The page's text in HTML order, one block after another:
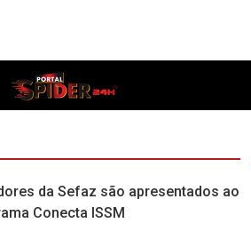
da Sefaz são apresentados ao
Conecta ISSM